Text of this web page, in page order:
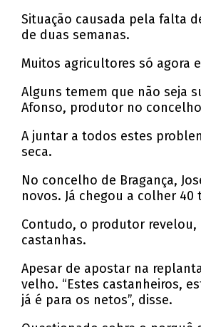
Situação causada pela falta
de duas semanas.
Muitos agricultores só agora
Alguns temem que não seja
Afonso, produtor no
A juntar a todos estes
seca.
No concelho de Bragança,
novos. Já chegou a colher
Contudo, o produtor revelou,
castanhas.
Apesar de apostar na
velho. “Estes castanheiros,
já é para os netos”, disse.